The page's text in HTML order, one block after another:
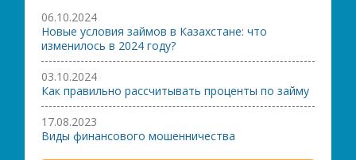
06.10.2024
Новые условия займов в Казахстане: что
изменилось в 2024 году?
03.10.2024
Как правильно рассчитывать проценты по займу
17.08.2023
Виды финансового мошенничества